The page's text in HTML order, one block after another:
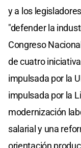
y a los
"defender la
Congreso
de cuatro
impulsada por la
impulsada por la
modernización
salarial y una
orientación